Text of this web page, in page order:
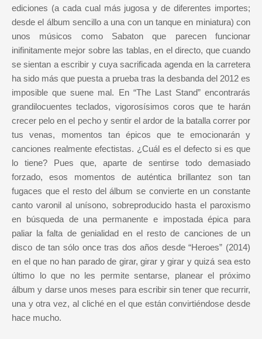
ediciones (a cada cual más jugosa y de diferentes importes;
desde el álbum sencillo a una con un tanque en miniatura) con
unos músicos como Sabaton que parecen funcionar
inifinitamente mejor sobre las tablas, en el directo, que cuando
se sientan a escribir y cuya sacrificada agenda en la carretera
ha sido más que puesta a prueba tras la desbanda del 2012 es
imposible que suene mal. En “The Last Stand” encontrarás
grandilocuentes teclados, vigorosísimos coros que te harán
crecer pelo en el pecho y sentir el ardor de la batalla correr por
tus venas, momentos tan épicos que te emocionarán y
canciones realmente efectistas. ¿Cuál es el defecto si es que
lo tiene? Pues que, aparte de sentirse todo demasiado
forzado, esos momentos de auténtica brillantez son tan
fugaces que el resto del álbum se convierte en un constante
canto varonil al unísono, sobreproducido hasta el paroxismo
en búsqueda de una permanente e impostada épica para
paliar la falta de genialidad en el resto de canciones de un
disco de tan sólo once tras dos años desde “Heroes” (2014)
en el que no han parado de girar, girar y girar y quizá sea esto
último lo que no les permite sentarse, planear el próximo
álbum y darse unos meses para escribir sin tener que recurrir,
una y otra vez, al cliché en el que están convirtiéndose desde
hace mucho.